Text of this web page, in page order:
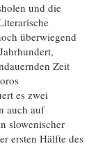
und die
überwiegend
Zeit
es zwei
auch auf
slowenischer
ersten Hälfte des